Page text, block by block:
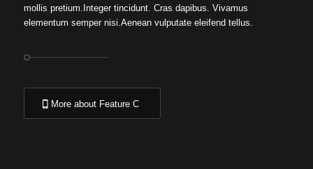
mollis pretium.Integer tincidunt. Cras dapibus. Vivamus
elementum semper nisi.Aenean vulputate eleifend tellus.
More about Feature C